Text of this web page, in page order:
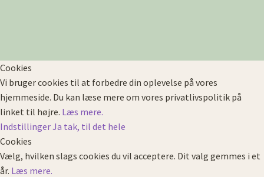
Cookies
Vi bruger cookies til at forbedre din oplevelse på vores
hjemmeside. Du kan læse mere om vores privatlivspolitik på
linket til højre. Læs mere.
IndstillingerJa tak, til det hele
Cookies
Vælg, hvilken slags cookies du vil acceptere. Dit valg gemmes i et
år. Læs mere.